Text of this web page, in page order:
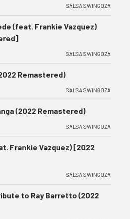
SALSA SWINGOZA
(feat. Frankie Vazquez)
SALSA SWINGOZA
Remastered)
SALSA SWINGOZA
(2022 Remastered)
SALSA SWINGOZA
Frankie Vazquez) [2022
SALSA SWINGOZA
to Ray Barretto (2022